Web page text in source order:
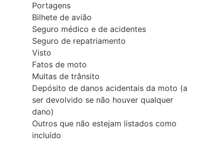
Portagens
Bilhete de avião
Seguro médico e de acidentes
Seguro de repatriamento
Visto
Fatos de moto
Multas de trânsito
Depósito de danos acidentais da moto (a
ser devolvido se não houver qualquer
dano)
Outros que não estejam listados como
incluído